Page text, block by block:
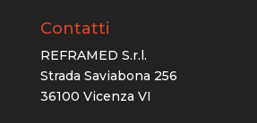
Contatti
REFRAMED S.r.l.
Strada Saviabona 256
36100 Vicenza VI